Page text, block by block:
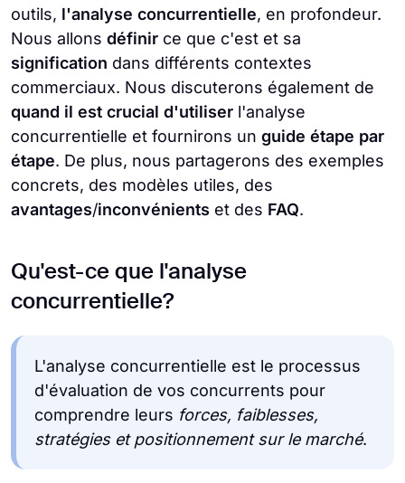
outils, l'analyse concurrentielle, en profondeur.
Nous allons définir ce que c'est et sa
signification dans différents contextes
commerciaux. Nous discuterons également de
quand il est crucial d'utiliser l'analyse
concurrentielle et fournirons un guide étape par
étape. De plus, nous partagerons des exemples
concrets, des modèles utiles, des
avantages/inconvénients et des FAQ.
Qu'est-ce que l'analyse
concurrentielle?
L'analyse concurrentielle est le processus
d'évaluation de vos concurrents pour
comprendre leurs forces, faiblesses,
stratégies et positionnement sur le marché.